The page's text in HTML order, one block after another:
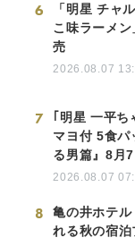
6
「明星 チャ
こ味ラーメ
売
2026.08.07
7
｢明星 一平ち
マヨ付 5食パ
る男篇』8月
2026.08.07
8
亀の井ホテ
れる秋の宿